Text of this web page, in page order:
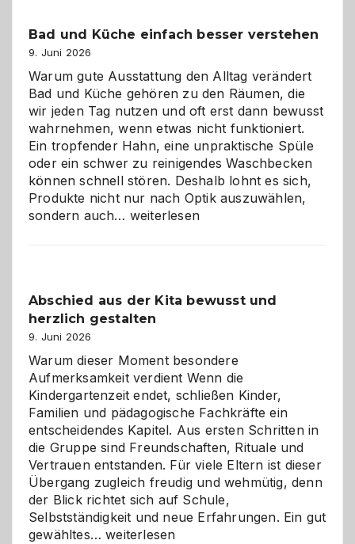
Bad und Küche einfach besser verstehen
9. Juni 2026
Warum gute Ausstattung den Alltag verändert
Bad und Küche gehören zu den Räumen, die
wir jeden Tag nutzen und oft erst dann bewusst
wahrnehmen, wenn etwas nicht funktioniert.
Ein tropfender Hahn, eine unpraktische Spüle
oder ein schwer zu reinigendes Waschbecken
können schnell stören. Deshalb lohnt es sich,
Produkte nicht nur nach Optik auszuwählen,
sondern auch… Bad
verstehen
weiterlesen
Abschied aus der Kita bewusst und
herzlich gestalten
9. Juni 2026
Warum dieser Moment besondere
Aufmerksamkeit verdient Wenn die
Kindergartenzeit endet, schließen Kinder,
Familien und pädagogische Fachkräfte ein
entscheidendes Kapitel. Aus ersten Schritten in
die Gruppe sind Freundschaften, Rituale und
Vertrauen entstanden. Für viele Eltern ist dieser
Übergang zugleich freudig und wehmütig, denn
der Blick richtet sich auf Schule,
Selbstständigkeit und neue Erfahrungen. Ein gut
gewähltes…Abschied
weiterlesen